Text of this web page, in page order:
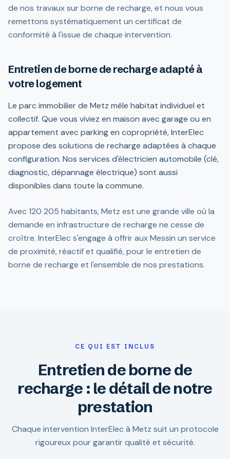
de nos travaux sur borne de recharge, et nous vous
remettons systématiquement un certificat de
conformité à l'issue de chaque intervention.
Entretien de borne de recharge adapté à
votre logement
Le parc immobilier de Metz mêle habitat individuel et
collectif. Que vous viviez en maison avec garage ou en
appartement avec parking en copropriété, InterElec
propose des solutions de recharge adaptées à chaque
configuration. Nos services d'électricien automobile (clé,
diagnostic, dépannage électrique) sont aussi
disponibles dans toute la commune.
Avec 120 205 habitants, Metz est une grande ville où la
demande en infrastructure de recharge ne cesse de
croître. InterElec s'engage à offrir aux Messin un service
de proximité, réactif et qualifié, pour le entretien de
borne de recharge et l'ensemble de nos prestations.
CE QUI EST INCLUS
Entretien de borne de
recharge : le détail de notre
prestation
Chaque intervention InterElec à Metz suit un protocole
rigoureux pour garantir qualité et sécurité.